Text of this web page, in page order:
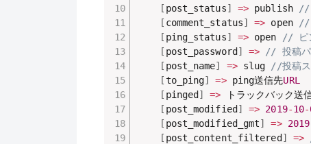
[ post_status] => publish
//
[ comment_status] => open
//
[ ping_status] => open
// ピ
[ post_password] =>
// 投稿パ
[ post_name] => slug //投稿ス
[to_ping] => ping送信先URL
[ pinged] => トラックバック送
[ post_modified] => 2019-10-
[ post_modified_gmt] => 2019
[ post_content_filtered] =>